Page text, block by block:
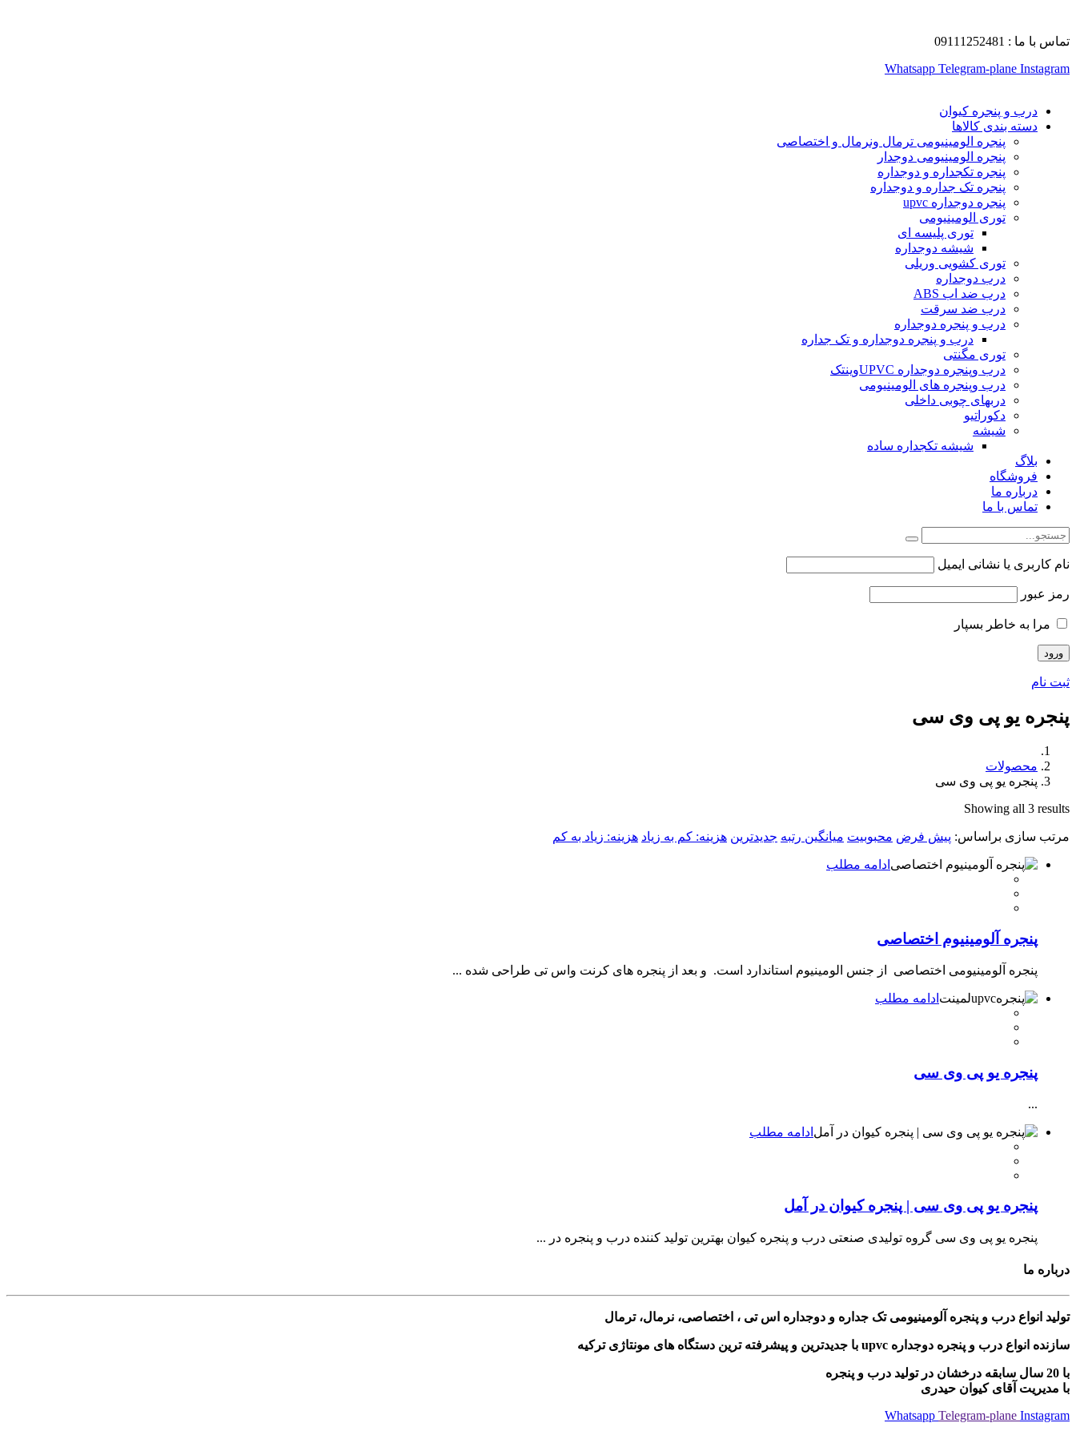
تماس با ما : 09111252481
Whatsapp Telegram-plane Instagram
درب و پنجره کیوان
دسته بندی کالاها
پنجره الومینیومی ترمال ونرمال و اختصاصی
پنجره الومینیومی دوجدار
پنجره تکجداره و دوجداره
پنجره تک جداره و دوجداره
پنجره دوجداره upvc
توری الومینیومی
توری پلیسه ای
شیشه دوجداره
توری کشویی وریلی
درب دوجداره
درب ضد اب ABS
درب ضد سرقت
درب و پنجره دوجداره
درب و پنجره دوجداره و تک جداره
توری مگنتی
درب وپنجره دوجداره UPVCوینتک
درب وپنجره های الومینیومی
دربهای چوبی داخلی
دکوراتیو
شیشه
شیشه تکجداره ساده
بلاگ
فروشگاه
درباره ما
تماس با ما
نام کاربری یا نشانی ایمیل
رمز عبور
مرا به خاطر بسپار
ثبت نام
پنجره یو پی وی سی
محصولات
پنجره یو پی وی سی
Showing all 3 results
مرتب سازی براساس: پیش فرض محبوبیت میانگین رتبه جدیدترین هزینه: کم به زیاد هزینه: زیاد به کم
ادامه مطلب
پنجره آلومینیوم اختصاصی
پنجره آلومینیومی اختصاصی از جنس الومینیوم استاندارد است. و بعد از پنجره های کرنت واس تی طراحی شده ...
ادامه مطلب
پنجره یو پی وی سی
...
ادامه مطلب
پنجره یو پی وی سی | پنجره کیوان در آمل
پنجره یو پی وی سی گروه تولیدی صنعتی درب و پنجره کیوان بهترین تولید کننده درب و پنجره در ...
درباره ما
تولید انواع درب و پنجره آلومینیومی تک جداره و دوجداره اس تی ، اختصاصی، نرمال، ترمال
سازنده انواع درب و پنجره دوجداره upvc با جدیدترین و پیشرفته ترین دستگاه های مونتاژی ترکیه
با 20 سال سابقه درخشان در تولید درب و پنجره
با مدیریت آقای کیوان حیدری
Whatsapp Telegram-plane Instagram